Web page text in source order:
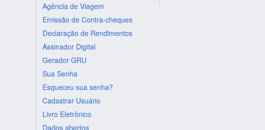
Agência de Viagem
Emissão de Contra-cheques
Declaração de Rendimentos
Assinador Digital
Gerador GRU
Sua Senha
Esqueceu sua senha?
Cadastrar Usuário
Livro Eletrônico
Dados abertos